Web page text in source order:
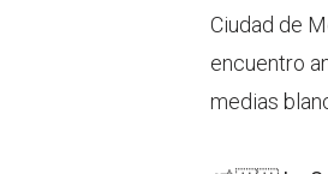
Ciudad de
encuentro
medias